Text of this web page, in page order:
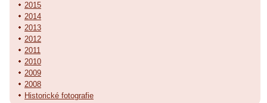
2015
2014
2013
2012
2011
2010
2009
2008
Historické fotografie